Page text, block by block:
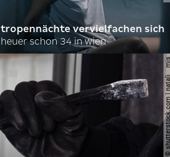
tropennächte vervielfachen sich
heuer schon 34 in wien
©